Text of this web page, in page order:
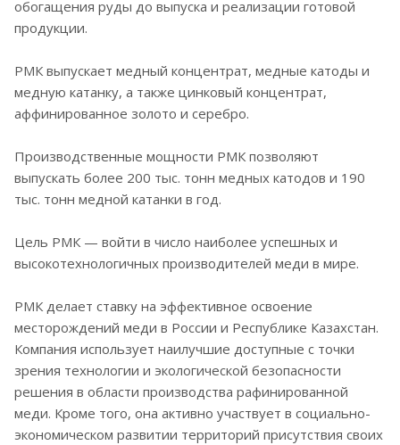
обогащения руды до выпуска и реализации готовой
продукции.
РМК выпускает медный концентрат, медные катоды и
медную катанку, а также цинковый концентрат,
аффинированное золото и серебро.
Производственные мощности РМК позволяют
выпускать более 200 тыс. тонн медных катодов и 190
тыс. тонн медной катанки в год.
Цель РМК — войти в число наиболее успешных и
высокотехнологичных производителей меди в мире.
РМК делает ставку на эффективное освоение
месторождений меди в России и Республике Казахстан.
Компания использует наилучшие доступные с точки
зрения технологии и экологической безопасности
решения в области производства рафинированной
меди. Кроме того, она активно участвует в социально-
экономическом развитии территорий присутствия своих